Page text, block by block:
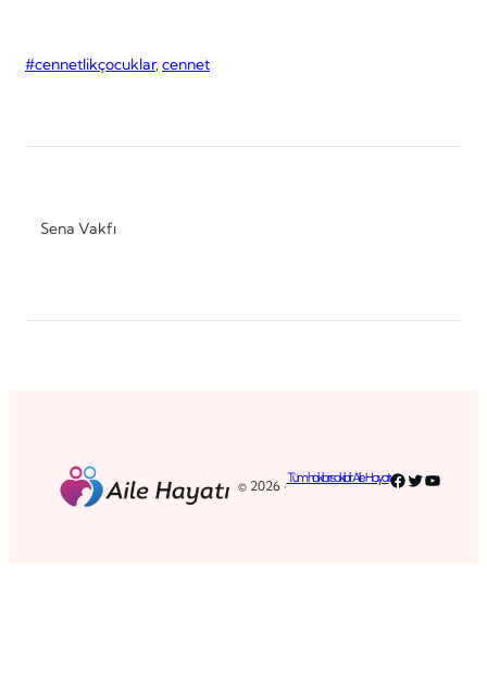
#cennetlikçocuklar, cennet
Sena Vakfı
© 2026 ·
Tüm hakları saklıdır. Aile HayatıFacebook
Twitter